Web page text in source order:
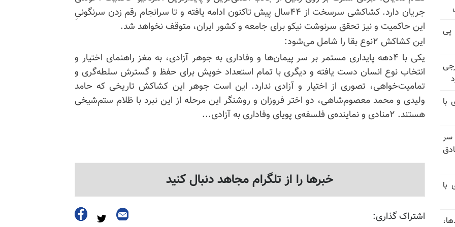
جریان دارد. کشاکشی سرسخت از ۴۴سال پیش تاکنون ادامه یافته و تا سرانجام رقم زدن سرنگونیِ
این حاکمیت و نیز تحقق سرنوشت نیکو برای جامعه و کشور ایران، متوقف نخواهد شد.
این کشاکش ۲نوع بقا را شامل می‌شود:
یکی با ۴دهه پایداری مستمر بر سر پیمان‌ها و وفاداری به جوهر آزادی، به مغز راهنمای اختیار و
انتخاب نوع انسان دست یافته و دیگری با تمام استعداد خویش برای حفظ و گسترش سلطه‌گری و
تمامیت‌خواهی، تصوری از اختیار و آزادی ندارد. این است جوهر این کشاکش تاریخی که حامد
ولیدی و محمد معصوم‌شاهی، دو اختر فروزان و روشنگر این مرحله از این نبرد با ظلام ستم‌شیخی
هستند. ۲منادی و نماینده‌ی فلسفه‌ی پویای وفاداری به آزادی...
خبرها را از تلگرام مجاهد دنبال کنید
اشتراک گذاری:
پی
با
سر
با